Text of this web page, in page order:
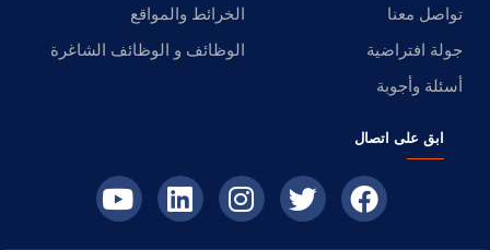
تواصل معنا
الخرائط والمواقع
جولة افتراضية
الوظائف و الوظائف الشاغرة
أسئلة وأجوبة
ابق على اتصال